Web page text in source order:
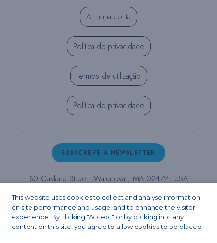
A minha conta
Política de privacidade
Termos de utilização
Política de privacidade
SUBSCREVE A NEWSLETTER
80 Oakland Street - Watertown, MA 02472 - USA
T (800) 343-4342 - T (617) 926-6666 - F (617) 926-
6262 -contact@pulpdent.com
FacebookInstagramLinkedIn
X YouTube
This website uses cookies to collect and analyse information
on site performance and usage, and to enhance the visitor
experience. By clicking "Accept" or by clicking into any
content on this site, you agree to allow cookies to be placed.